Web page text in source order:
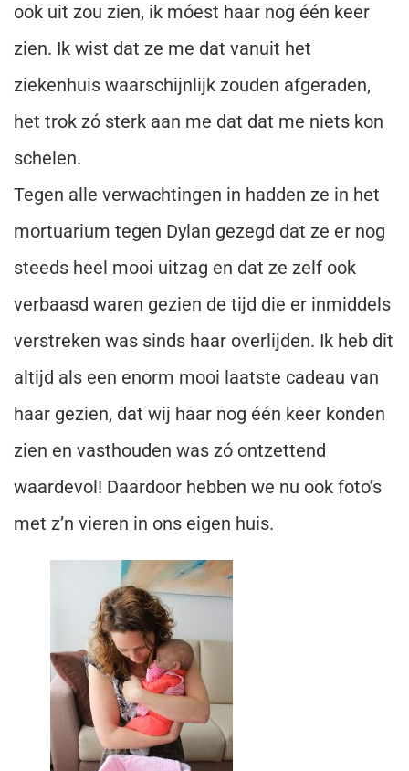
ook uit zou zien, ik móest haar nog één keer
zien. Ik wist dat ze me dat vanuit het
ziekenhuis waarschijnlijk zouden afgeraden,
het trok zó sterk aan me dat dat me niets kon
schelen.
Tegen alle verwachtingen in hadden ze in het
mortuarium tegen Dylan gezegd dat ze er nog
steeds heel mooi uitzag en dat ze zelf ook
verbaasd waren gezien de tijd die er inmiddels
verstreken was sinds haar overlijden. Ik heb dit
altijd als een enorm mooi laatste cadeau van
haar gezien, dat wij haar nog één keer konden
zien en vasthouden was zó ontzettend
waardevol! Daardoor hebben we nu ook foto’s
met z’n vieren in ons eigen huis.